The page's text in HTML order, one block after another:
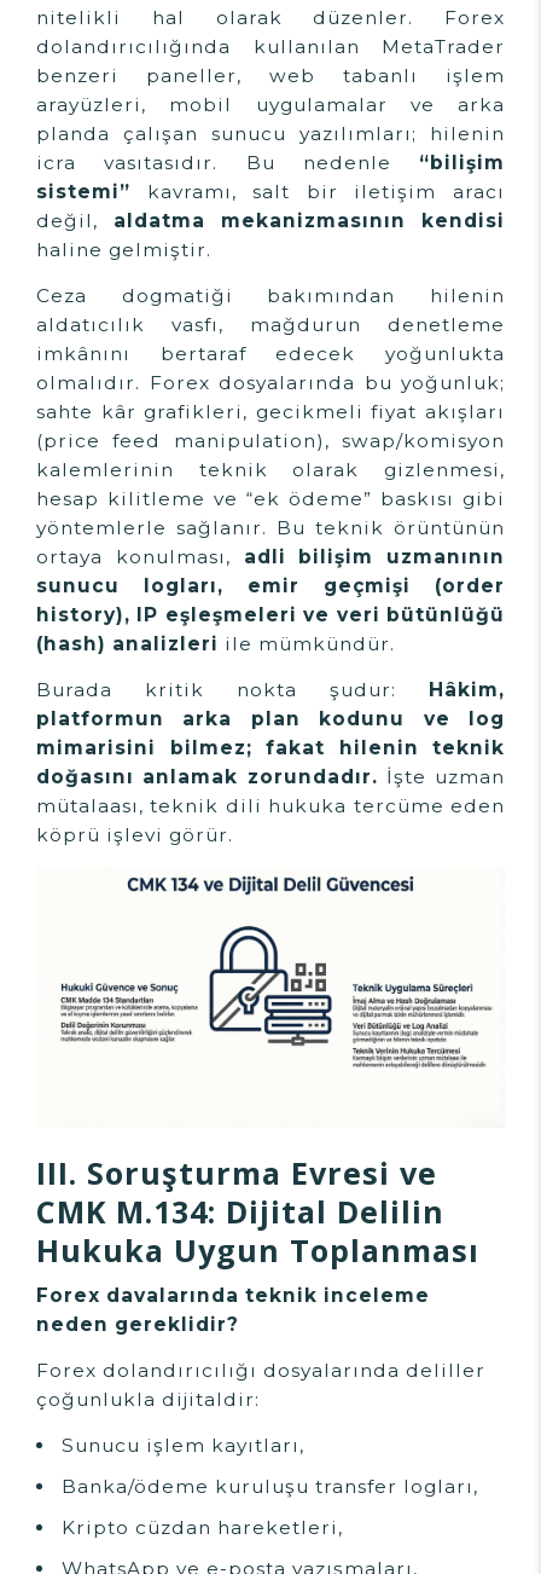
nitelikli hal olarak düzenler. Forex
dolandırıcılığında kullanılan MetaTrader
benzeri paneller, web tabanlı işlem
arayüzleri, mobil uygulamalar ve arka
planda çalışan sunucu yazılımları; hilenin
icra vasıtasıdır. Bu nedenle “bilişim
sistemi” kavramı, salt bir iletişim aracı
değil, aldatma mekanizmasının kendisi
haline gelmiştir.
Ceza dogmatiği bakımından hilenin
aldatıcılık vasfı, mağdurun denetleme
imkânını bertaraf edecek yoğunlukta
olmalıdır. Forex dosyalarında bu yoğunluk;
sahte kâr grafikleri, gecikmeli fiyat akışları
(price feed manipulation), swap/komisyon
kalemlerinin teknik olarak gizlenmesi,
hesap kilitleme ve “ek ödeme” baskısı gibi
yöntemlerle sağlanır. Bu teknik örüntünün
ortaya konulması, adli bilişim uzmanının
sunucu logları, emir geçmişi (order
history), IP eşleşmeleri ve veri bütünlüğü
(hash) analizleri ile mümkündür.
Burada kritik nokta şudur: Hâkim,
platformun arka plan kodunu ve log
mimarisini bilmez; fakat hilenin teknik
doğasını anlamak zorundadır. İşte uzman
mütalaası, teknik dili hukuka tercüme eden
köprü işlevi görür.
III. Soruşturma Evresi ve
CMK M.134: Dijital Delilin
Hukuka Uygun Toplanması
Forex davalarında teknik inceleme
neden gereklidir?
Forex dolandırıcılığı dosyalarında deliller
çoğunlukla dijitaldir:
Sunucu işlem kayıtları,
Banka/ödeme kuruluşu transfer logları,
Kripto cüzdan hareketleri,
WhatsApp ve e-posta yazışmaları,